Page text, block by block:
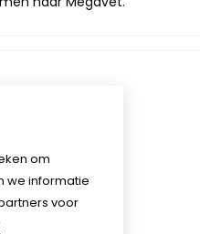
om
we informatie
voor